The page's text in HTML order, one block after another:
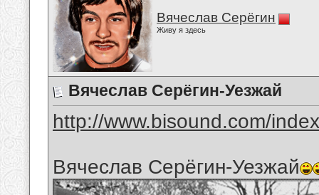
Вячеслав Серёгин
Живу я здесь
Вячеслав Серёгин-Уезжай
http://www.bisound.com/
Вячеслав Серёгин-Уезжай